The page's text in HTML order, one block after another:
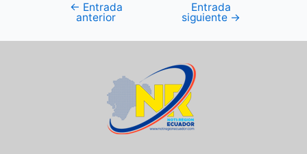
← Entrada
anterior
Entrada
siguiente →